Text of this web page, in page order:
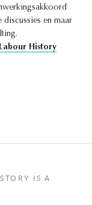
en maar
Labour History
IS A